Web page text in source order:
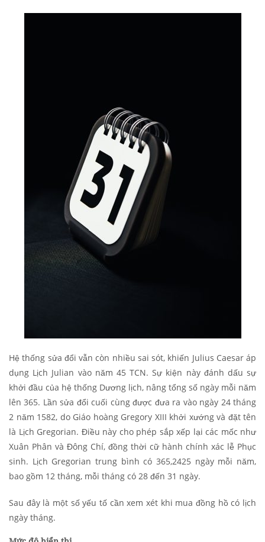
Hệ thống sửa đổi vẫn còn nhiều sai sót, khiến Julius Caesar áp
dụng Lịch Julian vào năm 45 TCN. Sự kiện này đánh dấu sự
khởi đầu của hệ thống Dương lịch, nâng tổng số ngày mỗi năm
lên 365. Lần sửa đổi cuối cùng được đưa ra vào ngày 24 tháng
2 năm 1582, do Giáo hoàng Gregory XIII khởi xướng và đặt tên
là Lịch Gregorian. Điều này cho phép sắp xếp lại các mốc như
Xuân Phân và Đông Chí, đồng thời cữ hành chính xác lễ Phục
sinh. Lịch Gregorian trung bình có 365,2425 ngày mỗi năm,
bao gồm 12 tháng, mỗi tháng có 28 đến 31 ngày.
Sau đây là một số yếu tố cần xem xét khi mua đồng hồ có lịch
ngày tháng.